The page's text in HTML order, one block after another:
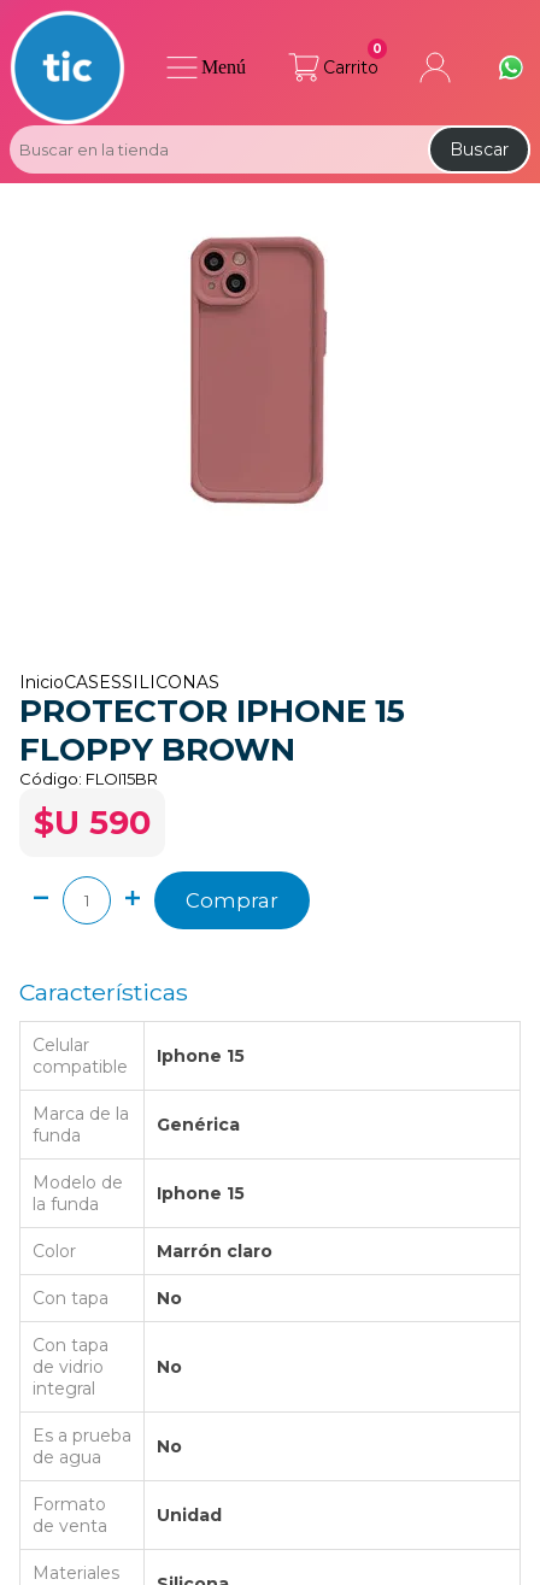
Carrito
0
Buscar
Menú
InicioCASESSILICONAS
PROTECTOR IPHONE 15
FLOPPY BROWN
Código: FLOI15BR
$U 590
Comprar
Características
Celular
compatible
Iphone 15
Marca de la
funda
Genérica
Modelo de
la funda
Iphone 15
Color Marrón claro
Con tapa No
Con tapa
de vidrio
integral
No
Es a prueba
de agua
No
Formato
de venta
Unidad
Materiales